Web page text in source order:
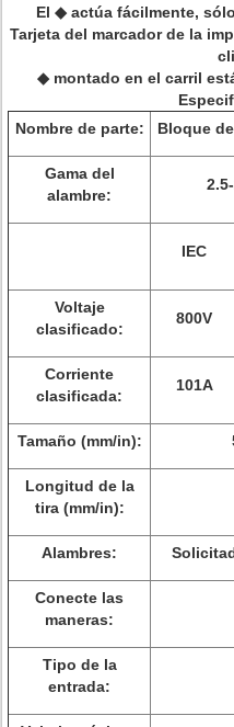
El ◆ actúa fácilmente,
Tarjeta del marcador de la
◆ montado en el carril
Nombre de parte:
Bloque
Gama del
alambre:
IEC
Voltaje
clasificado:
800V
Corriente
clasificada:
101A
Tamaño (mm/in):
Longitud de la
tira (mm/in):
Alambres:
Conecte las
maneras:
Tipo de la
entrada: